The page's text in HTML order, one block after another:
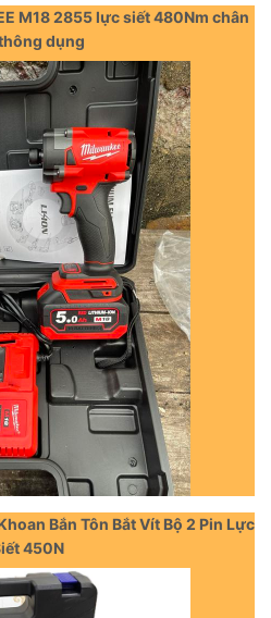
M18 2855 lực siết 480Nm chân
dụng
Bắn Tôn Bắt Vít Bộ 2 Pin Lực
450N